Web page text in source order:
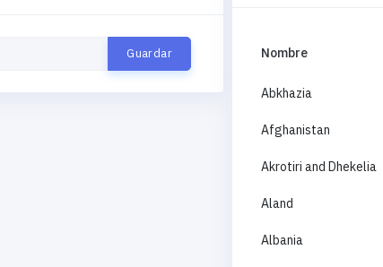
Nombre
Abkhazia
Afghanistan
Akrotiri and Dhekelia
Aland
Albania